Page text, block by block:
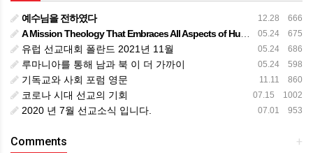
12.28 666
예수님을 전하였다
05.24 675
A Mission Theology That Embraces All Aspects of Human Life
05.24 686
유럽 선교대회 폴란드 2021년 11월
05.24 598
루마니아를 통해 남과 북 이 더 가까이
11.11 860
기독교와 사회 포럼 영문
07.15 1002
코로나 시대 선교의 기회
07.01 953
2020 년 7월 선교소식 입니다.
+
Comments